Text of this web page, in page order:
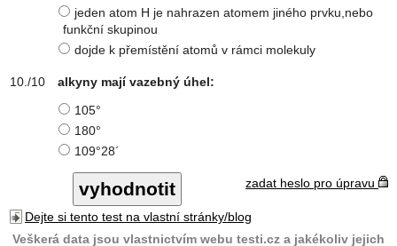
jeden atom H je nahrazen atomem jiného prvku,nebo
funkční skupinou
dojde k přemístění atomů v rámci molekuly
alkyny mají vazebný úhel:
105°
180°
109°28´
zadat heslo pro úpravu
Dejte si tento test na vlastní stránky/blog
Veškerá data jsou vlastnictvím webu testi.cz a jakékoliv jejich